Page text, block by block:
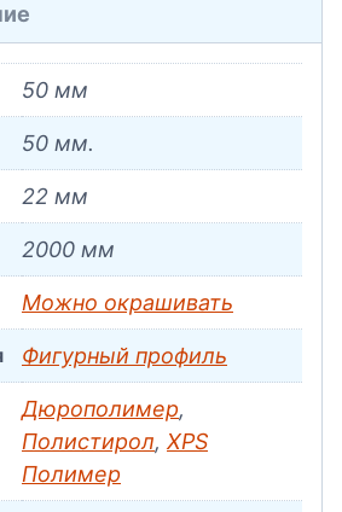
50 мм
50 мм.
22 мм
2000 мм
Можно окрашивать
Фигурный профиль
Дюрополимер,
Полистирол, XPS
Полимер